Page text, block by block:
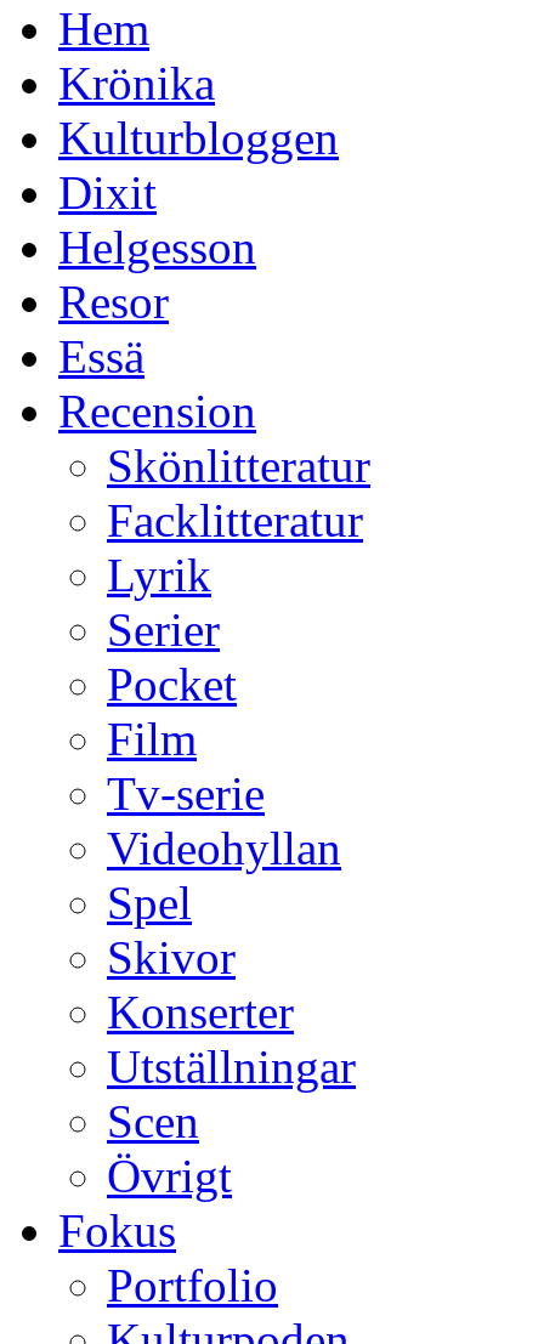
Hem
Krönika
Kulturbloggen
Dixit
Helgesson
Resor
Essä
Recension
Skönlitteratur
Facklitteratur
Lyrik
Serier
Pocket
Film
Tv-serie
Videohyllan
Spel
Skivor
Konserter
Utställningar
Scen
Övrigt
Fokus
Portfolio